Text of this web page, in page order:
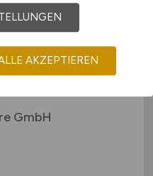
Bauwesen
GmbH
AKZEPTIEREN